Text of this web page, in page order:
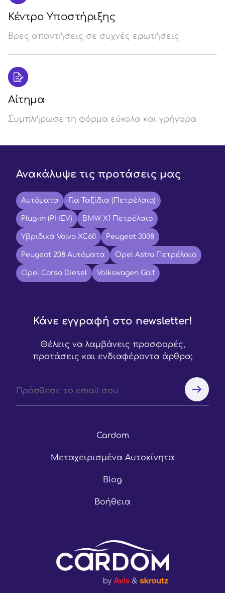
Κέντρο Υποστήριξης
Βρες απαντήσεις σε συχνές ερωτήσεις
Αίτημα
Συμπλήρωσε τη φόρμα εύκολα και γρήγορα
Ανακάλυψε τις προτάσεις μας
Αυτόματα Για Ταξίδια (Πετρέλαιο)
Plug-in (PHEV) BMW X1 Πετρέλαιο
Υβριδικά Volvo XC60 Peugeot 3008
Peugeot 208 Αυτόματα Opel Astra Πετρέλαιο
Opel Corsa Diesel Volkswagen Golf
Κάνε εγγραφή στο newsletter!
Θέλεις να λαμβάνεις προσφορές,
προτάσεις και ενδιαφέροντα άρθρα;
Cardom
Μεταχειρισμένα Αυτοκίνητα
Blog
Βοήθεια